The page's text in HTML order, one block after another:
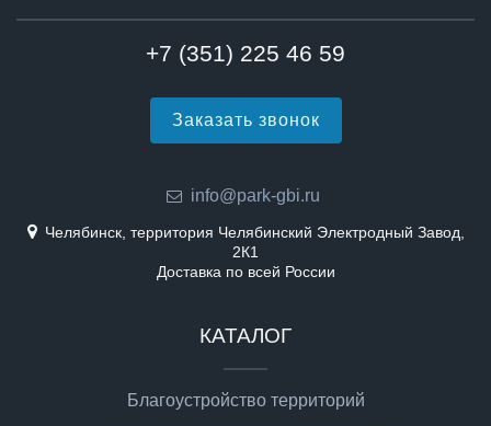
+7 (351) 225 46 59
Заказать звонок
info@park-gbi.ru
Челябинск, территория Челябинский Электродный Завод,
2К1
Доставка по всей России
КАТАЛОГ
Благоустройство территорий